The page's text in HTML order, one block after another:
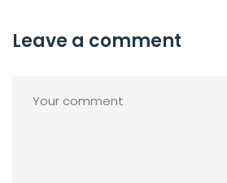
Leave a comment